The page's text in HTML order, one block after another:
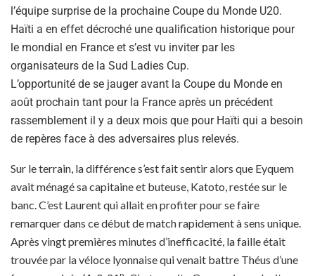
l’équipe surprise de la prochaine Coupe du Monde U20.
Haïti a en effet décroché une qualification historique pour
le mondial en France et s’est vu inviter par les
organisateurs de la Sud Ladies Cup.
L’opportunité de se jauger avant la Coupe du Monde en
août prochain tant pour la France après un précédent
rassemblement il y a deux mois que pour Haïti qui a besoin
de repères face à des adversaires plus relevés.
Sur le terrain, la différence s’est fait sentir alors que Eyquem
avait ménagé sa capitaine et buteuse, Katoto, restée sur le
banc. C’est Laurent qui allait en profiter pour se faire
remarquer dans ce début de match rapidement à sens unique.
Après vingt premières minutes d’inefficacité, la faille était
trouvée par la véloce lyonnaise qui venait battre Théus d’une